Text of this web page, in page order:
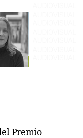
Premio